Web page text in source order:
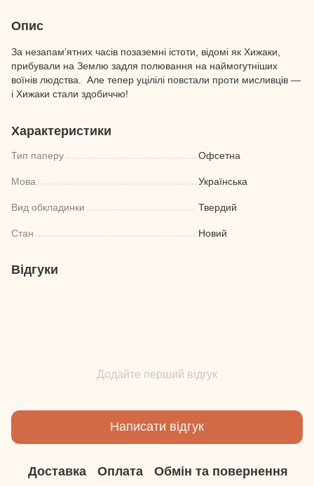
Опис
За незапам’ятних часів позаземні істоти, відомі як Хижаки,
прибували на Землю задля полювання на наймогутніших
воїнів людства. Але тепер уцілілі повстали проти мисливців —
і Хижаки стали здобиччю!
Характеристики
Тип паперу Офсетна
Мова Українська
Вид обкладинки Твердий
Стан Новий
Відгуки
Додайте перший відгук
Написати відгук
Доставка Оплата Обмін та повернення